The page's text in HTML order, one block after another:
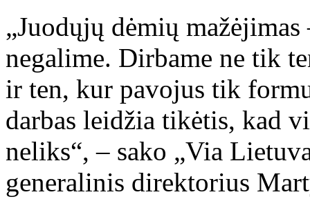
„Juodųjų dėmių
negalime. Dirbame ne tik
ir ten, kur pavojus tik
darbas leidžia tikėtis, kad
neliks“, – sako „Via
generalinis direktorius